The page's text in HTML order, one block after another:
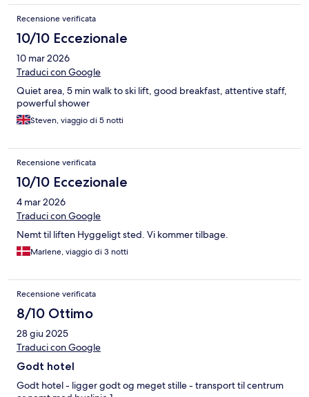
Recensione verificata
10/10 Eccezionale
10 mar 2026
Traduci con Google
Quiet area, 5 min walk to ski lift, good breakfast, attentive staff,
powerful shower
Steven, viaggio di 5 notti
Recensione verificata
10/10 Eccezionale
4 mar 2026
Traduci con Google
Nemt til liften Hyggeligt sted. Vi kommer tilbage.
Marlene, viaggio di 3 notti
Recensione verificata
8/10 Ottimo
28 giu 2025
Traduci con Google
Godt hotel
Godt hotel - ligger godt og meget stille - transport til centrum